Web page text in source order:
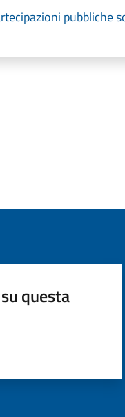
pubbliche
questa